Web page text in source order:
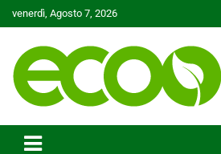
to
venerdì, Agosto 7, 2026
Ecoo.it